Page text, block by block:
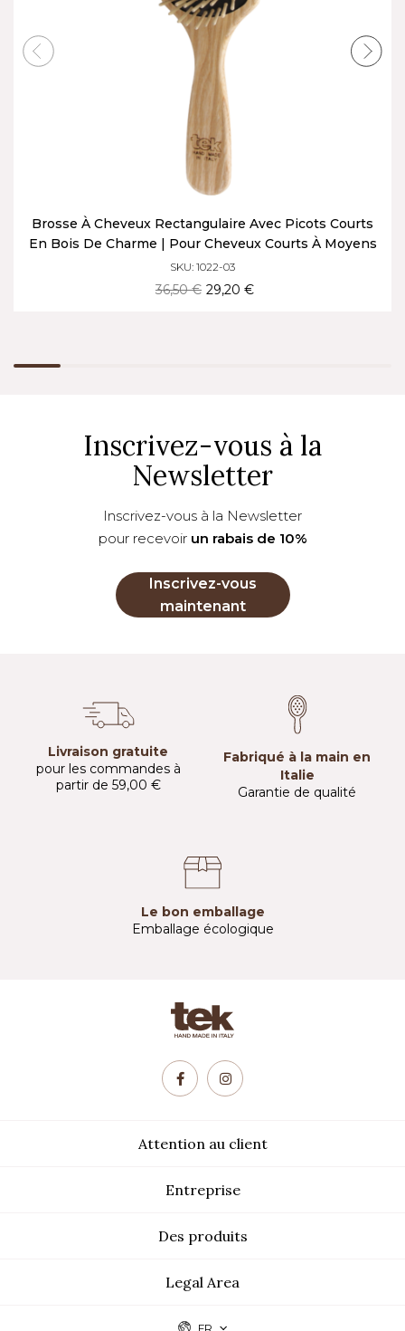
Brosse À Cheveux Rectangulaire Avec Picots Courts
En Bois De Charme | Pour Cheveux Courts À Moyens
SKU: 1022-03
36,50 € 29,20 €
Inscrivez-vous à la
Newsletter
Inscrivez-vous à la Newsletter
pour recevoir un rabais de 10%
Inscrivez-vous
maintenant
Livraison gratuite
pour les commandes à
partir de 59,00 €
Fabriqué à la main en
Italie
Garantie de qualité
Le bon emballage
Emballage écologique
Attention au client
Legal Area
Entreprise
Des produits
FR